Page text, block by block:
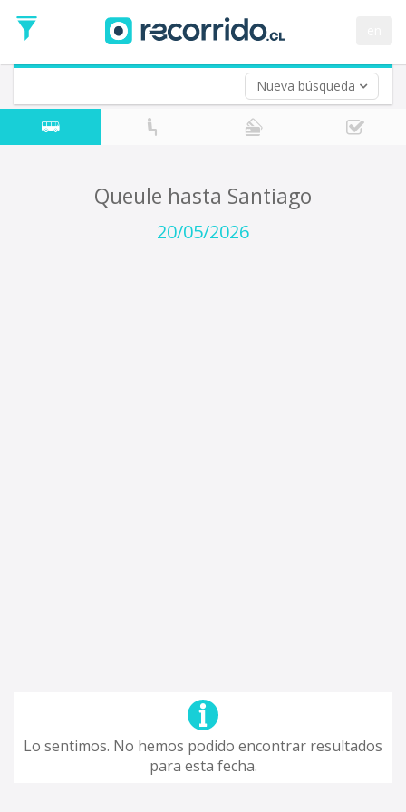
Nueva búsqueda
de
Ida
Vuelta (opcional)
Fecha
de
Queule hasta Santiago
20/05/2026
Lo sentimos. No hemos podido encontrar resultados
para esta fecha.